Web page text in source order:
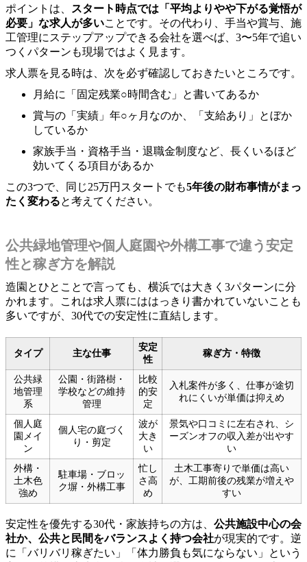
ポイントは、
スタート時点では「平均よりやや下がる覚悟が
必要」な求人が多いことです。その代わり、手当や賞与、施
工管理にステップアップできる会社を選べば、3〜5年で追い
つくパターンも現場ではよく見ます。
求人票を見る時は、次を必ず確認しておきたいところです。
月給に「固定残業○時間含む」と書いてあるか
賞与の「実績」年○ヶ月なのか、「支給あり」とぼか
しているか
家族手当・資格手当・退職金制度など、長くいるほど
効いてくる項目があるか
この3つで、同じ25万円スタートでも5年後の財布事情がまっ
たく変わると考えてください。
公共緑地管理や個人庭園や外構工事で違う安定
性と稼ぎ方を解説
造園とひとことで言っても、横浜では大きく3パターンに分
かれます。これは求人票にははっきり書かれていないことも
多いですが、30代での安定性に直結します。
タイプ 主な仕事
安定
性
稼ぎ方・特徴
公共緑
地管理
系
公園・街路樹・
学校などの維持
管理
比較
的安
定
入札案件が多く、仕事が途切
れにくいが単価は抑えめ
個人庭
園メイ
ン
個人宅の庭づく
り・剪定
波が
大き
い
景気や口コミに左右され、シ
ーズンオフの収入差が出やす
い
外構・
土木色
強め
駐車場・ブロッ
ク塀・外構工事
忙し
さ高
め
土木工事寄りで単価は高い
が、工期前後の残業が増えや
すい
安定性を優先する30代・家族持ちの方は、 公共施設中心の会
社か、公共と民間をバランスよく持つ会社が現実的です。逆
に「バリバリ稼ぎたい」「体力勝負も気にならない」という